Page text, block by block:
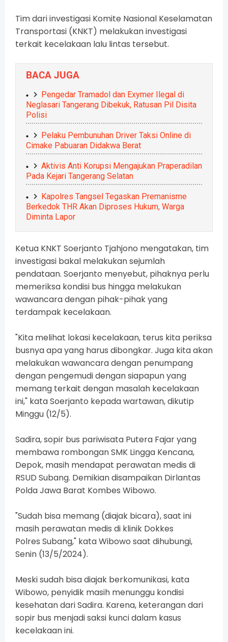
Tim dari investigasi Komite Nasional Keselamatan
Transportasi (KNKT) melakukan investigasi
terkait kecelakaan lalu lintas tersebut.
BACA JUGA
Pengedar Tramadol dan Exymer Ilegal di
Neglasari Tangerang Dibekuk, Ratusan Pil Disita
Polisi
Pelaku Pembunuhan Driver Taksi Online di
Cimake Pabuaran Didakwa Berat
Aktivis Anti Korupsi Mengajukan Praperadilan
Pada Kejari Tangerang Selatan
Kapolres Tangsel Tegaskan Premanisme
Berkedok THR Akan Diproses Hukum, Warga
Diminta Lapor
Ketua KNKT Soerjanto Tjahjono mengatakan, tim
investigasi bakal melakukan sejumlah
pendataan. Soerjanto menyebut, pihaknya perlu
memeriksa kondisi bus hingga melakukan
wawancara dengan pihak-pihak yang
terdampak kecelakaan.
"Kita melihat lokasi kecelakaan, terus kita periksa
busnya apa yang harus dibongkar. Juga kita akan
melakukan wawancara dengan penumpang
dengan pengemudi dengan siapapun yang
memang terkait dengan masalah kecelakaan
ini," kata Soerjanto kepada wartawan, dikutip
Minggu (12/5).
Sadira, sopir bus pariwisata Putera Fajar yang
membawa rombongan SMK Lingga Kencana,
Depok, masih mendapat perawatan medis di
RSUD Subang. Demikian disampaikan Dirlantas
Polda Jawa Barat Kombes Wibowo.
"Sudah bisa memang (diajak bicara), saat ini
masih perawatan medis di klinik Dokkes
Polres Subang," kata Wibowo saat dihubungi,
Senin (13/5/2024).
Meski sudah bisa diajak berkomunikasi, kata
Wibowo, penyidik masih menunggu kondisi
kesehatan dari Sadira. Karena, keterangan dari
sopir bus menjadi saksi kunci dalam kasus
kecelakaan ini.